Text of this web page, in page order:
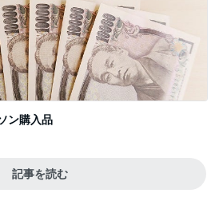
ン購入品
記事を読む